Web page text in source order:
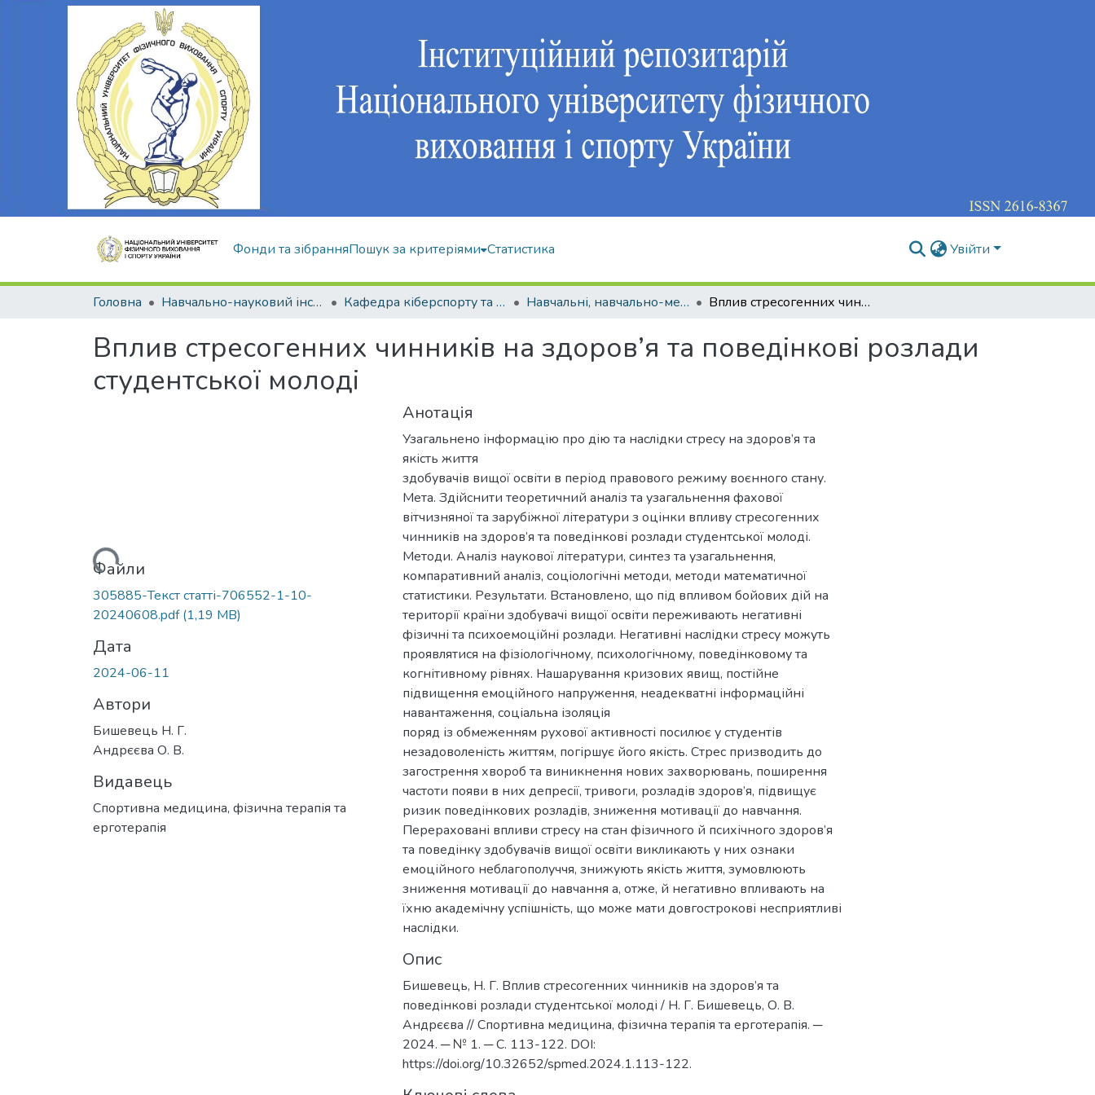
Фонди та зібранняПошук за критеріями Статистика Увійти
Головна Навчально-науковий інститут здоров'я, реабілітації та фізичного виховання Кафедра кіберспорту та інформаційних технологій Навчальні, навчально-методичні видання Вплив стресогенних чинників на здоров’я та поведінкові розлади студентської молоді
Вплив стресогенних чинників на здоров’я та поведінкові розлади
студентської молоді
Вантажиться...
Файли
305885-Текст статті-706552-1-10-
20240608.pdf(1,19 MB)
Дата
2024-06-11
Автори
Бишевець Н. Г.
Андрєєва О. В.
Видавець
Спортивна медицина, фізична терапія та
ерготерапія
Анотація
Узагальнено інформацію про дію та наслідки стресу на здоров’я та
якість життя
здобувачів вищої освіти в період правового режиму воєнного стану.
Мета. Здійснити теоретичний аналіз та узагальнення фахової
вітчизняної та зарубіжної літератури з оцінки впливу стресогенних
чинників на здоров’я та поведінкові розлади студентської молоді.
Методи. Аналіз наукової літератури, синтез та узагальнення,
компаративний аналіз, соціологічні методи, методи математичної
статистики. Результати. Встановлено, що під впливом бойових дій на
території країни здобувачі вищої освіти переживають негативні
фізичні та психоемоційні розлади. Негативні наслідки стресу можуть
проявлятися на фізіологічному, психологічному, поведінковому та
когнітивному рівнях. Нашарування кризових явищ, постійне
підвищення емоційного напруження, неадекватні інформаційні
навантаження, соціальна ізоляція
поряд із обмеженням рухової активності посилює у студентів
незадоволеність життям, погіршує його якість. Стрес призводить до
загострення хвороб та виникнення нових захворювань, поширення
частоти появи в них депресії, тривоги, розладів здоров’я, підвищує
ризик поведінкових розладів, зниження мотивації до навчання.
Перераховані впливи стресу на стан фізичного й психічного здоров’я
та поведінку здобувачів вищої освіти викликають у них ознаки
емоційного неблагополуччя, знижують якість життя, зумовлюють
зниження мотивації до навчання а, отже, й негативно впливають на
їхню академічну успішність, що може мати довгострокові несприятливі
наслідки.
Опис
Бишевець, Н. Г. Вплив стресогенних чинників на здоров’я та
поведінкові розлади студентської молоді / Н. Г. Бишевець, О. В.
Андрєєва // Спортивна медицина, фізична терапія та ерготерапія. ─
2024. ─ № 1. ─ С. 113-122. DOI:
https://doi.org/10.32652/spmed.2024.1.113-122.